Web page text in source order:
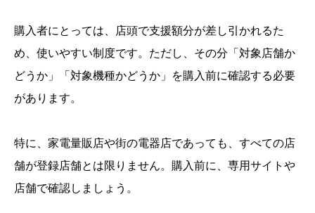
購入者にとっては、店頭で支援額分が差し引かれるた
め、使いやすい制度です。ただし、その分「対象店舗か
どうか」「対象機種かどうか」を購入前に確認する必要
があります。
特に、家電量販店や街の電器店であっても、すべての店
舗が登録店舗とは限りません。購入前に、専用サイトや
店舗で確認しましょう。